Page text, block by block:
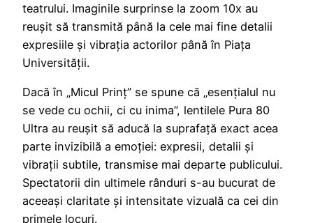
teatrului. Imaginile surprinse la zoom 10x au
reușit să transmită până la cele mai fine detalii
expresiile și vibrația actorilor până în Piața
Universității.
Dacă în „Micul Prinț” se spune că „esențialul nu
se vede cu ochii, ci cu inima”, lentilele Pura 80
Ultra au reușit să aducă la suprafață exact acea
parte invizibilă a emoției: expresii, detalii și
vibrații subtile, transmise mai departe publicului.
Spectatorii din ultimele rânduri s-au bucurat de
aceeași claritate și intensitate vizuală ca cei din
primele locuri.